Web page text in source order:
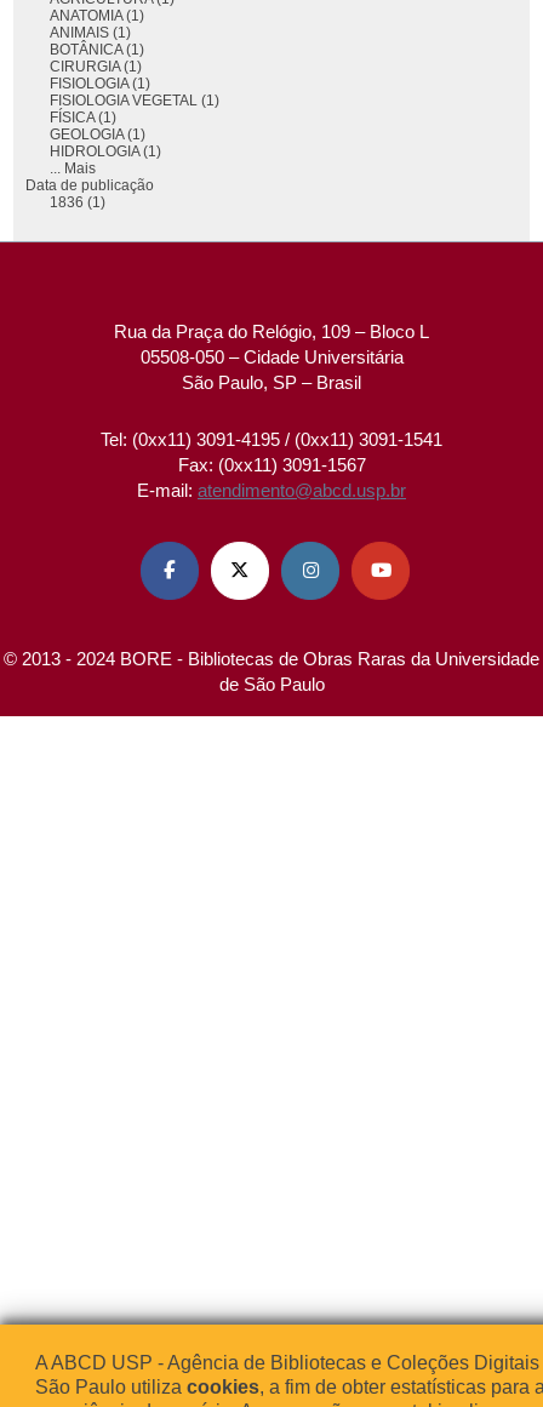
ANATOMIA (1)
ANIMAIS (1)
BOTÂNICA (1)
CIRURGIA (1)
FISIOLOGIA (1)
FISIOLOGIA VEGETAL (1)
FÍSICA (1)
GEOLOGIA (1)
HIDROLOGIA (1)
... Mais
Data de publicação
1836 (1)
Rua da Praça do Relógio, 109 – Bloco L
05508-050 – Cidade Universitária
São Paulo, SP – Brasil
Tel: (0xx11) 3091-4195 / (0xx11) 3091-1541
Fax: (0xx11) 3091-1567
E-mail: atendimento@abcd.usp.br
   
© 2013 - 2024 BORE - Bibliotecas de Obras Raras da Universidade
de São Paulo
A ABCD USP - Agência de Bibliotecas e Coleções
São Paulo utiliza cookies, a fim de obter estatísticas para